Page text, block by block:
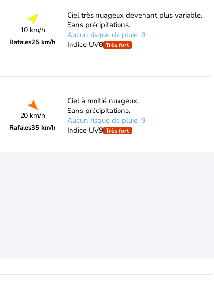
10 km/h
Rafales25 km/h
Ciel très nuageux devenant plus variable.
Sans précipitations.
Aucun risque de pluie
Indice UV8 Très fort
20 km/h
Rafales35 km/h
Ciel à moitié nuageux.
Sans précipitations.
Aucun risque de pluie
Indice UV9 Très fort